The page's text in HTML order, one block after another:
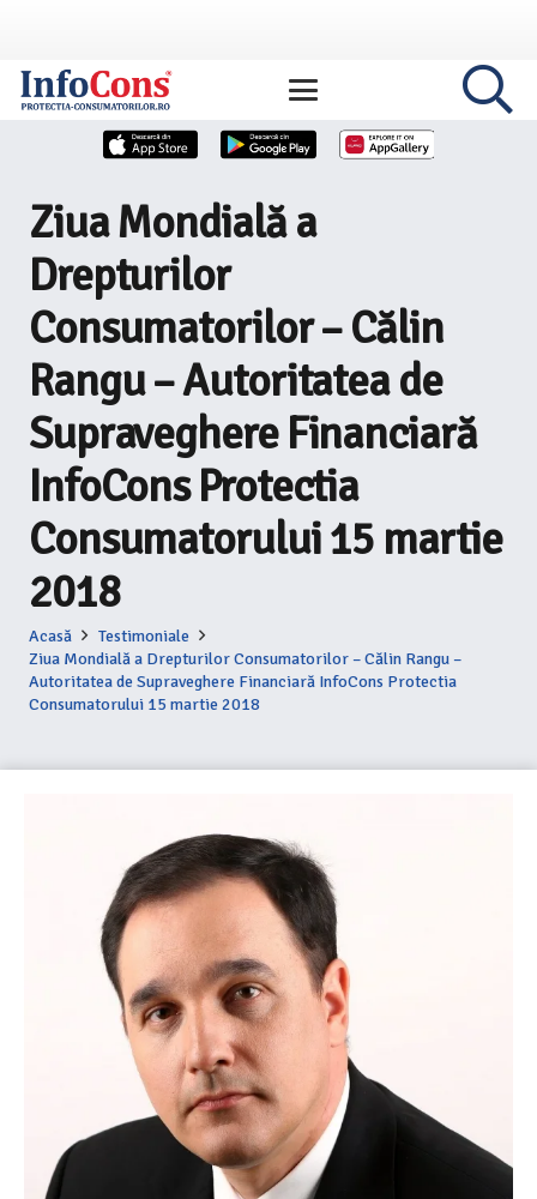
Ziua Mondială a
Drepturilor
Consumatorilor – Călin
Rangu – Autoritatea de
Supraveghere Financiară
InfoCons Protectia
Consumatorului 15 martie
2018
Acasă
Testimoniale
Ziua Mondială a Drepturilor Consumatorilor – Călin Rangu –
Autoritatea de Supraveghere Financiară InfoCons Protectia
Consumatorului 15 martie 2018